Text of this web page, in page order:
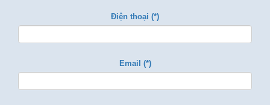
Điện thoại (*)
Email (*)